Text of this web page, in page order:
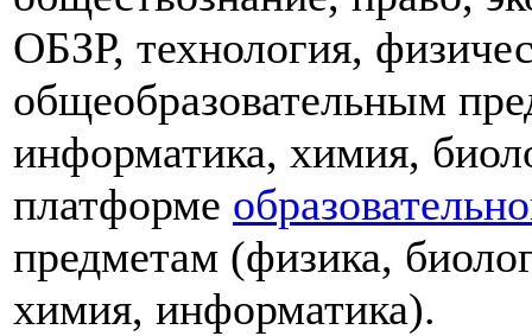
ОБЗР, технология,
общеобразовательным
информатика, химия,
платформе
предметам (физика,
химия, информатика).